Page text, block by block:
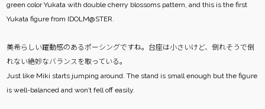
green color Yukata with double cherry blossoms pattern, and this is the first
Yukata figure from IDOLM@STER.
美希らしい躍動感のあるポーシングですね。台座は小さいけど、倒れそうで倒
れない絶妙なバランスを取っている。
Just like Miki starts jumping around. The stand is small enough but the figure
is well-balanced and won’t fell off easily.